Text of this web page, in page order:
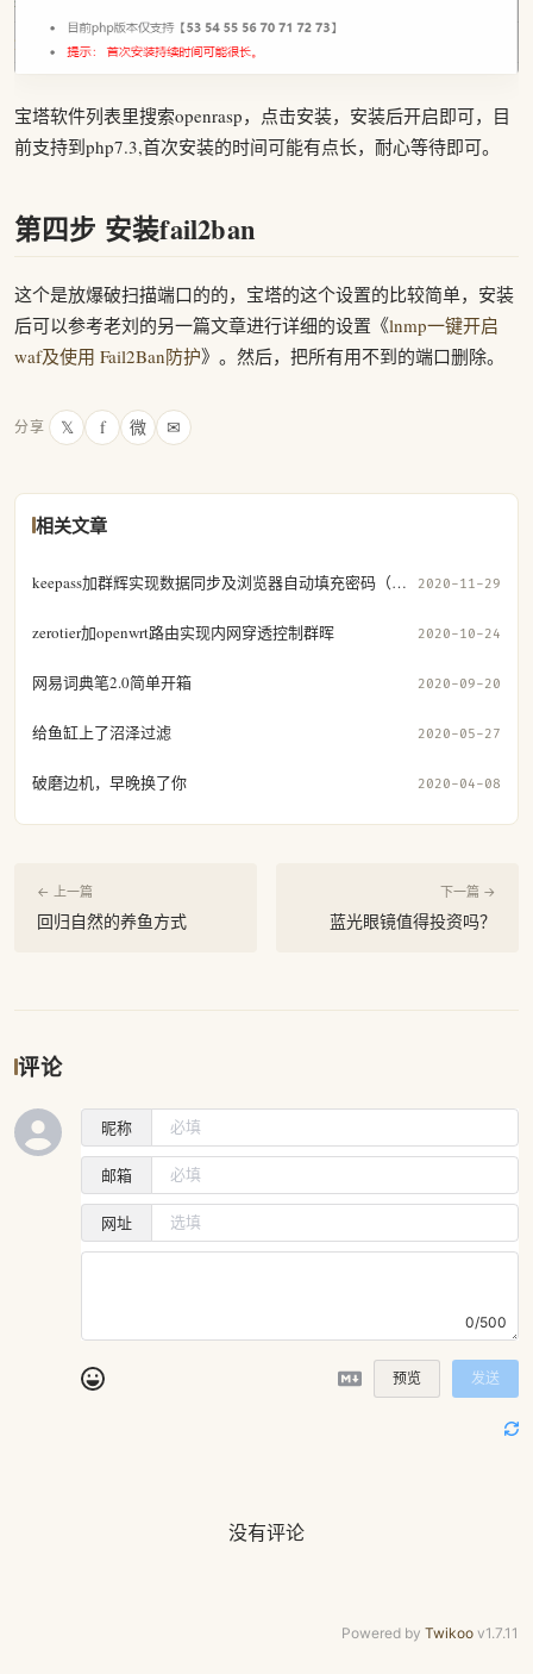
宝塔软件列表里搜索openrasp，点击安装，安装后开启即可，目
前支持到php7.3,首次安装的时间可能有点长，耐心等待即可。
第四步 安装fail2ban
这个是放爆破扫描端口的的，宝塔的这个设置的比较简单，安装
后可以参考老刘的另一篇文章进行详细的设置《lnmp一键开启
waf及使用 Fail2Ban防护》。然后，把所有用不到的端口删除。
分享 𝕏 f 微 ✉
相关文章
keepass加群辉实现数据同步及浏览器自动填充密码（二） 2020-11-29
zerotier加openwrt路由实现内网穿透控制群晖 2020-10-24
网易词典笔2.0简单开箱 2020-09-20
给鱼缸上了沼泽过滤 2020-05-27
破磨边机，早晚换了你 2020-04-08
← 上一篇
回归自然的养鱼方式
下一篇 →
蓝光眼镜值得投资吗？
评论
昵称
邮箱
网址
0/500
预览 发送
没有评论
Powered by Twikoo v1.7.11